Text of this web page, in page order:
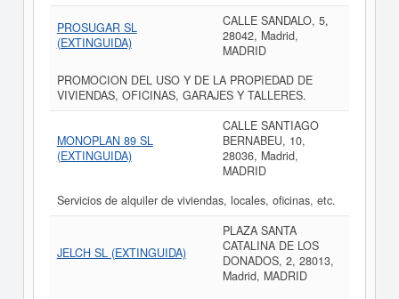
PROSUGAR SL
(EXTINGUIDA)
CALLE SANDALO, 5,
28042, Madrid,
MADRID
PROMOCION DEL USO Y DE LA PROPIEDAD DE
VIVIENDAS, OFICINAS, GARAJES Y TALLERES.
MONOPLAN 89 SL
(EXTINGUIDA)
CALLE SANTIAGO
BERNABEU, 10,
28036, Madrid,
MADRID
Servicios de alquiler de viviendas, locales, oficinas, etc.
JELCH SL (EXTINGUIDA)
PLAZA SANTA
CATALINA DE LOS
DONADOS, 2, 28013,
Madrid, MADRID